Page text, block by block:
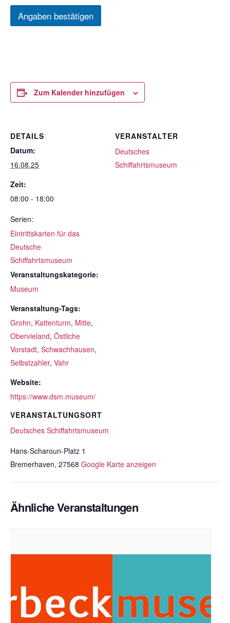
Angaben bestätigen
Zum Kalender hinzufügen
DETAILS
Datum:
16.08.25
Zeit:
08:00 - 18:00
Serien:
Eintrittskarten für das
Deutsche
Schiffahrtsmuseum
Veranstaltungskategorie:
Museum
Veranstaltung-Tags:
Grohn, Kattenturm, Mitte,
Obervieland, Östliche
Vorstadt, Schwachhausen,
Selbstzahler, Vahr
Website:
https://www.dsm.museum/
VERANSTALTUNGSORT
Deutsches Schiffahrtsmuseum
Hans-Scharoun-Platz 1
Bremerhaven, 27568 Google Karte anzeigen
VERANSTALTER
Deutsches
Schiffahrtsmuseum
Ähnliche Veranstaltungen